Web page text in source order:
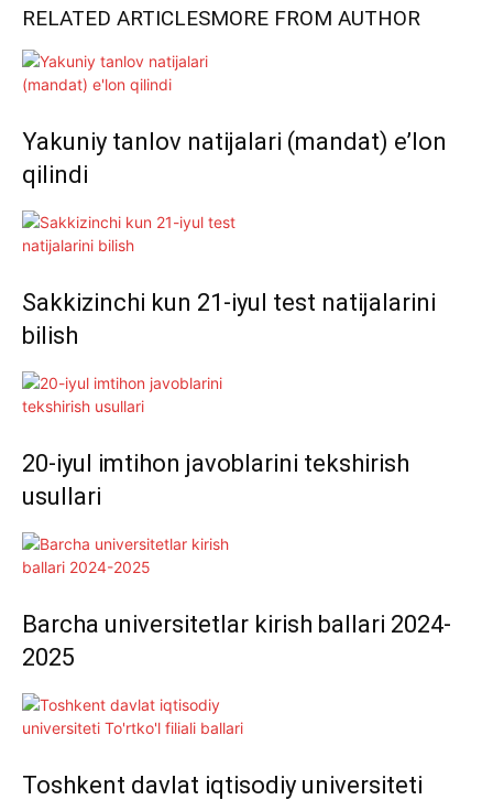
RELATED ARTICLESMORE FROM AUTHOR
Yakuniy tanlov natijalari (mandat) e’lon
qilindi
Sakkizinchi kun 21-iyul test natijalarini
bilish
20-iyul imtihon javoblarini tekshirish
usullari
Barcha universitetlar kirish ballari 2024-
2025
Toshkent davlat iqtisodiy universiteti